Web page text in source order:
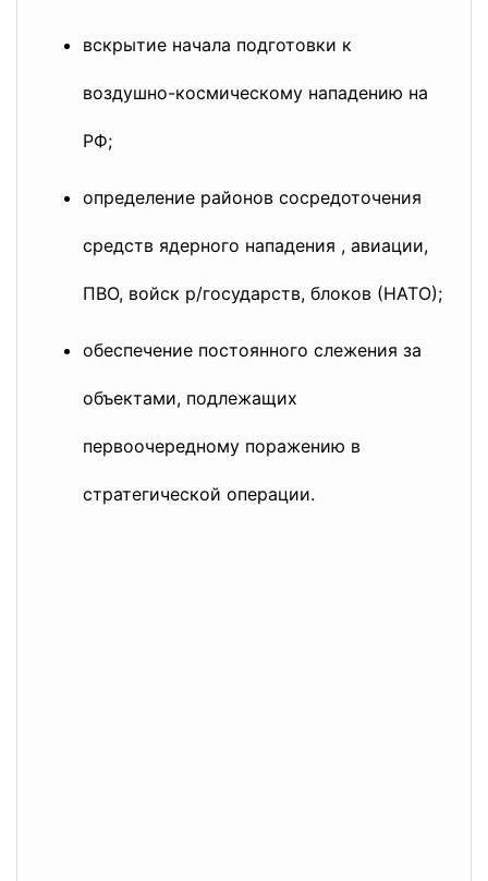
вскрытие начала подготовки к
воздушно-космическому нападению на
РФ;
определение районов сосредоточения
средств ядерного нападения , авиации,
ПВО, войск р/государств, блоков (НАТО);
обеспечение постоянного слежения за
объектами, подлежащих
первоочередному поражению в
стратегической операции.